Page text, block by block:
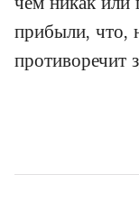
прибыли, что,
противоречит